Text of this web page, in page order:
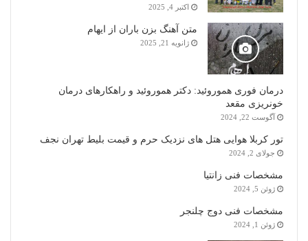
اکتبر 4, 2025
متن آهنگ بزن باران از ایهام
ژانویه 21, 2025
درمان فوری هموروئید: دکتر هموروئید و راهکارهای درمان
خونریزی مقعد
آگوست 22, 2024
تور کربلا هوایی هتل های نزدیک حرم و قیمت بلیط تهران نجف
جولای 2, 2024
مشخصات فنی زانتیا
ژوئن 5, 2024
مشخصات فنی دوج چلنجر
ژوئن 1, 2024